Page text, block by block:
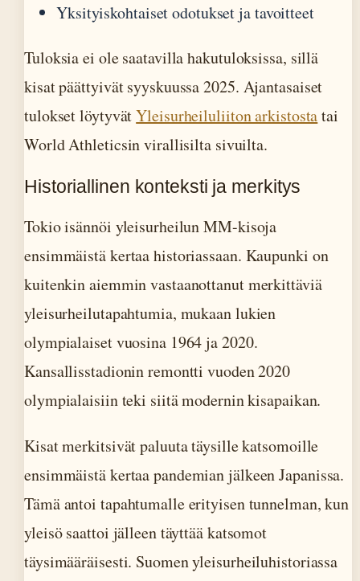
Yksityiskohtaiset odotukset ja tavoitteet
Tuloksia ei ole saatavilla hakutuloksissa, sillä
kisat päättyivät syyskuussa 2025. Ajantasaiset
tulokset löytyvätYleisurheiluliiton arkistostatai
World Athleticsin virallisilta sivuilta.
Historiallinen konteksti ja merkitys
Tokio isännöi yleisurheilun MM-kisoja
ensimmäistä kertaa historiassaan. Kaupunki on
kuitenkin aiemmin vastaanottanut merkittäviä
yleisurheilutapahtumia, mukaan lukien
olympialaiset vuosina 1964 ja 2020.
Kansallisstadionin remontti vuoden 2020
olympialaisiin teki siitä modernin kisapaikan.
Kisat merkitsivät paluuta täysille katsomoille
ensimmäistä kertaa pandemian jälkeen Japanissa.
Tämä antoi tapahtumalle erityisen tunnelman, kun
yleisö saattoi jälleen täyttää katsomot
täysimääräisesti. Suomen yleisurheiluhistoriassa